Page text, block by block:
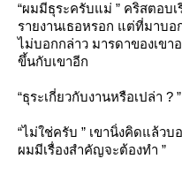
“ผมมีธุระครับแม่ ” คริสตอบ
รายงานเธอหรอก แต่ที่มาบ
ไม่บอกกล่าว มารดาของเขา
ขึ้นกับเขาอีก
“ธุระเกี่ยวกับงานหรือเปล่า ?
“ไม่ใช่ครับ ” เขานิ่งคิดแล้วบ
ผมมีเรื่องสำคัญจะต้องทำ ”